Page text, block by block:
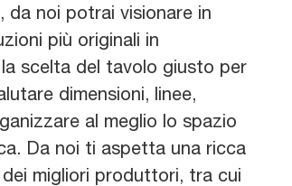
da noi potrai visionare in
più originali in
scelta del tavolo giusto per
dimensioni, linee,
al meglio lo spazio
Da noi ti aspetta una ricca
dei migliori produttori, tra cui